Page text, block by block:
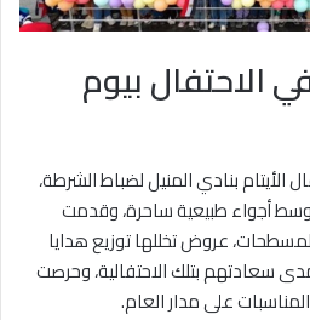
الاحتفال بيوم
الأيتام بنادي المنيل لضباط الشرطة،
وسط أجواء طبيعية ساحرة، وقدمت
عروض تخللها توزيع هدايا
سعادتهم بتلك الاحتفالية، وحرصت
على مدار العام.